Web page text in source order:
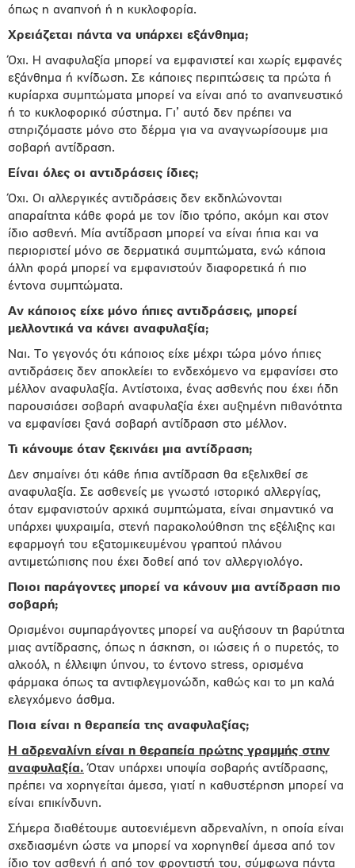
όπως η αναπνοή ή η κυκλοφορία.
Χρειάζεται πάντα να υπάρχει εξάνθημα;
Όχι. Η αναφυλαξία μπορεί να εμφανιστεί και χωρίς εμφανές
εξάνθημα ή κνίδωση. Σε κάποιες περιπτώσεις τα πρώτα ή
κυρίαρχα συμπτώματα μπορεί να είναι από το αναπνευστικό
ή το κυκλοφορικό σύστημα. Γι’ αυτό δεν πρέπει να
στηριζόμαστε μόνο στο δέρμα για να αναγνωρίσουμε μια
σοβαρή αντίδραση.
Είναι όλες οι αντιδράσεις ίδιες;
Όχι. Οι αλλεργικές αντιδράσεις δεν εκδηλώνονται
απαραίτητα κάθε φορά με τον ίδιο τρόπο, ακόμη και στον
ίδιο ασθενή. Μία αντίδραση μπορεί να είναι ήπια και να
περιοριστεί μόνο σε δερματικά συμπτώματα, ενώ κάποια
άλλη φορά μπορεί να εμφανιστούν διαφορετικά ή πιο
έντονα συμπτώματα.
Αν κάποιος είχε μόνο ήπιες αντιδράσεις, μπορεί
μελλοντικά να κάνει αναφυλαξία;
Ναι. Το γεγονός ότι κάποιος είχε μέχρι τώρα μόνο ήπιες
αντιδράσεις δεν αποκλείει το ενδεχόμενο να εμφανίσει στο
μέλλον αναφυλαξία. Αντίστοιχα, ένας ασθενής που έχει ήδη
παρουσιάσει σοβαρή αναφυλαξία έχει αυξημένη πιθανότητα
να εμφανίσει ξανά σοβαρή αντίδραση στο μέλλον.
Τι κάνουμε όταν ξεκινάει μια αντίδραση;
Δεν σημαίνει ότι κάθε ήπια αντίδραση θα εξελιχθεί σε
αναφυλαξία. Σε ασθενείς με γνωστό ιστορικό αλλεργίας,
όταν εμφανιστούν αρχικά συμπτώματα, είναι σημαντικό να
υπάρχει ψυχραιμία, στενή παρακολούθηση της εξέλιξης και
εφαρμογή του εξατομικευμένου γραπτού πλάνου
αντιμετώπισης που έχει δοθεί από τον αλλεργιολόγο.
Ποιοι παράγοντες μπορεί να κάνουν μια αντίδραση πιο
σοβαρή;
Ορισμένοι συμπαράγοντες μπορεί να αυξήσουν τη βαρύτητα
μιας αντίδρασης, όπως η άσκηση, οι ιώσεις ή ο πυρετός, το
αλκοόλ, η έλλειψη ύπνου, το έντονο stress, ορισμένα
φάρμακα όπως τα αντιφλεγμονώδη, καθώς και το μη καλά
ελεγχόμενο άσθμα.
Ποια είναι η θεραπεία της αναφυλαξίας;
Η αδρεναλίνη είναι η θεραπεία πρώτης γραμμής στην
αναφυλαξία. Όταν υπάρχει υποψία σοβαρής αντίδρασης,
πρέπει να χορηγείται άμεσα, γιατί η καθυστέρηση μπορεί να
είναι επικίνδυνη.
Σήμερα διαθέτουμε αυτοενιέμενη αδρεναλίνη, η οποία είναι
σχεδιασμένη ώστε να μπορεί να χορηγηθεί άμεσα από τον
ίδιο τον ασθενή ή από τον φροντιστή του, σύμφωνα πάντα